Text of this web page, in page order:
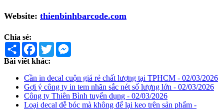
Website: thienbinhbarcode.com
Chia sẻ:
Share Facebook
Twitter
Bài viết khác:
Cần in decal cuộn giá rẻ chất lượng tại TPHCM - 02/03/2026
Gợi ý công ty in tem nhãn sắc nét số lượng lớn - 02/03/2026
Công ty Thiên Bình tuyển dụng - 02/03/2026
Loại decal dễ bóc mà không để lại keo trên sản phẩm -